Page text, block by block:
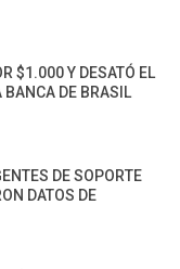
$1.000 Y DESATÓ EL
BANCA DE BRASIL
DE SOPORTE
DATOS DE